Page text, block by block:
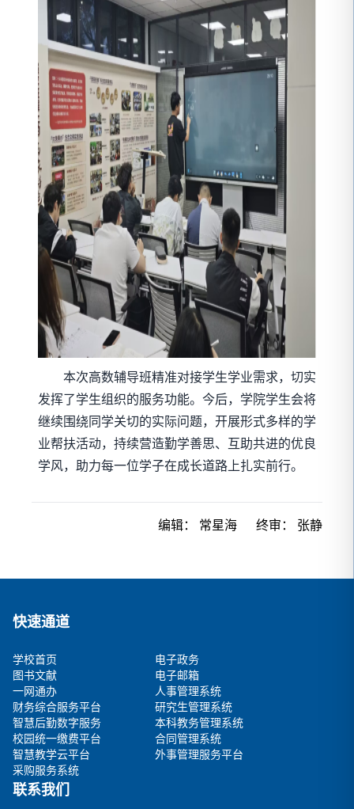
本次高数辅导班精准对接学生学业需求，切实
发挥了学生组织的服务功能。今后，学院学生会将
继续围绕同学关切的实际问题，开展形式多样的学
业帮扶活动，持续营造勤学善思、互助共进的优良
学风，助力每一位学子在成长道路上扎实前行。
编辑： 常星海 终审： 张静
快速通道
学校首页
电子政务
图书文献
电子邮箱
一网通办
人事管理系统
财务综合服务平台
研究生管理系统
智慧后勤数字服务
本科教务管理系统
校园统一缴费平台
合同管理系统
智慧教学云平台
外事管理服务平台
采购服务系统
联系我们